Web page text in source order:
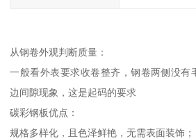
从钢卷外观判断质量：
一般看外表要求收卷整齐，钢卷两侧没有
边间隙现象，这是起码的要求
碳彩钢板优点：
规格多样化，且色泽鲜艳，无需表面装饰；